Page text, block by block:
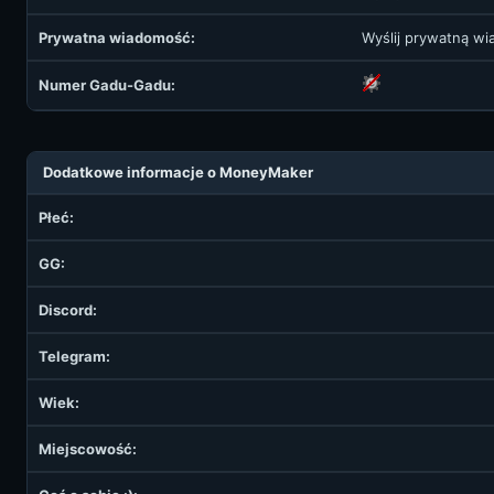
Prywatna wiadomość: Wyślij prywatną
Numer Gadu-Gadu:
Dodatkowe informacje o MoneyMaker
Płeć:
GG:
Discord:
Telegram:
Wiek:
Miejscowość: